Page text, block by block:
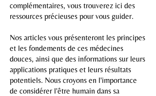
complémentaires, vous trouverez ici des
ressources précieuses pour vous guider.
Nos articles vous présenteront les principes
et les fondements de ces médecines
douces, ainsi que des informations sur leurs
applications pratiques et leurs résultats
potentiels. Nous croyons en l'importance
de considérer l'être humain dans sa